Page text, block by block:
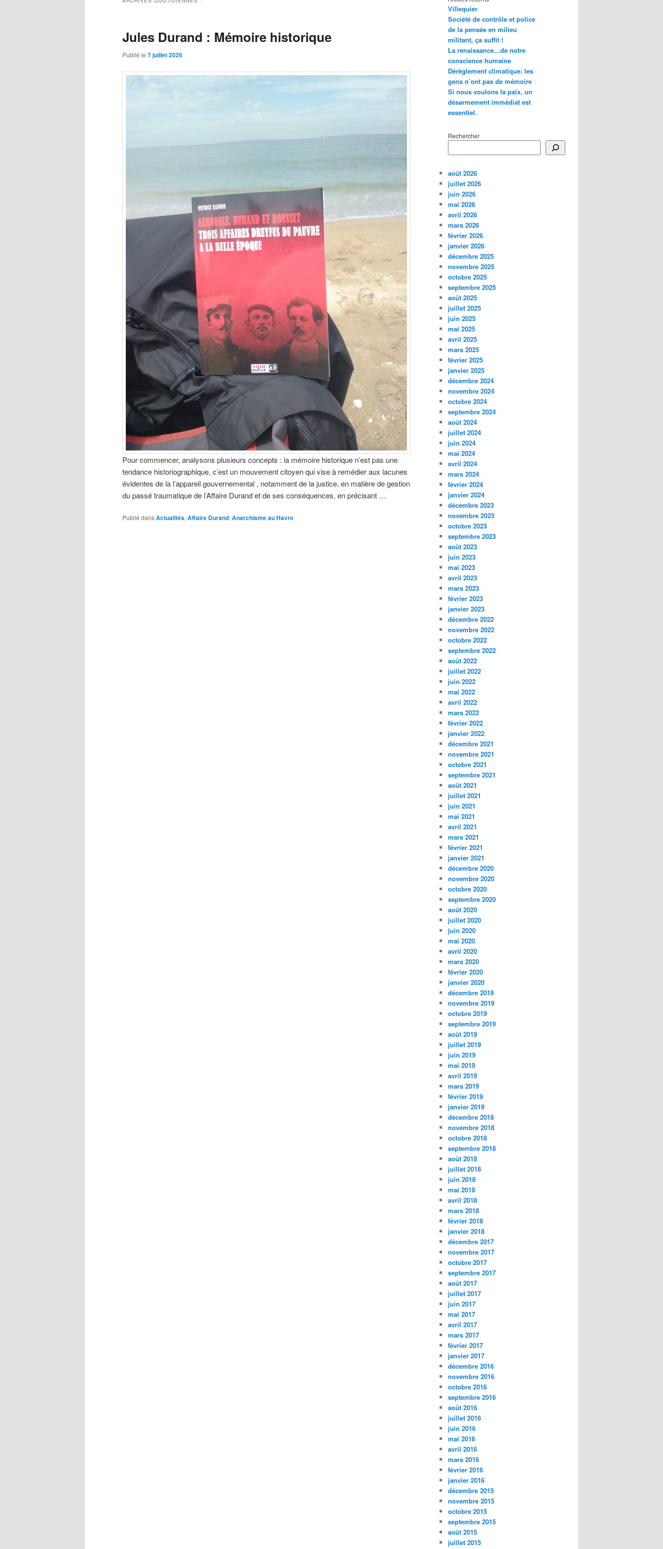
Jules Durand : Mémoire historique
Publié le 7 juillet 2026
Pour commencer, analysons plusieurs concepts : la mémoire historique n’est pas une
tendance historiographique, c’est un mouvement citoyen qui vise à remédier aux lacunes
évidentes de la l’appareil gouvernemental , notamment de la justice, en matière de gestion
du passé traumatique de l’Affaire Durand et de ses conséquences, en précisant …
Publié dansActualités, Affaire Durand, Anarchisme au Havre
Villequier
Société de contrôle et police
de la pensée en milieu
militant, ça suffit !
La renaissance…de notre
conscience humaine
Dérèglement climatique: les
gens n’ont pas de mémoire
Si nous voulons la paix, un
désarmement immédiat est
essentiel.
Rechercher
août 2026
juillet 2026
juin 2026
mai 2026
avril 2026
mars 2026
février 2026
janvier 2026
décembre 2025
novembre 2025
octobre 2025
septembre 2025
août 2025
juillet 2025
juin 2025
mai 2025
avril 2025
mars 2025
février 2025
janvier 2025
décembre 2024
novembre 2024
octobre 2024
septembre 2024
août 2024
juillet 2024
juin 2024
mai 2024
avril 2024
mars 2024
février 2024
janvier 2024
décembre 2023
novembre 2023
octobre 2023
septembre 2023
août 2023
juin 2023
mai 2023
avril 2023
mars 2023
février 2023
janvier 2023
décembre 2022
novembre 2022
octobre 2022
septembre 2022
août 2022
juillet 2022
juin 2022
mai 2022
avril 2022
mars 2022
février 2022
janvier 2022
décembre 2021
novembre 2021
octobre 2021
septembre 2021
août 2021
juillet 2021
juin 2021
mai 2021
avril 2021
mars 2021
février 2021
janvier 2021
décembre 2020
novembre 2020
octobre 2020
septembre 2020
août 2020
juillet 2020
juin 2020
mai 2020
avril 2020
mars 2020
février 2020
janvier 2020
décembre 2019
novembre 2019
octobre 2019
septembre 2019
août 2019
juillet 2019
juin 2019
mai 2019
avril 2019
mars 2019
février 2019
janvier 2019
décembre 2018
novembre 2018
octobre 2018
septembre 2018
août 2018
juillet 2018
juin 2018
mai 2018
avril 2018
mars 2018
février 2018
janvier 2018
décembre 2017
novembre 2017
octobre 2017
septembre 2017
août 2017
juillet 2017
juin 2017
mai 2017
avril 2017
mars 2017
février 2017
janvier 2017
décembre 2016
novembre 2016
octobre 2016
septembre 2016
août 2016
juillet 2016
juin 2016
mai 2016
avril 2016
mars 2016
février 2016
janvier 2016
décembre 2015
novembre 2015
octobre 2015
septembre 2015
août 2015
juillet 2015